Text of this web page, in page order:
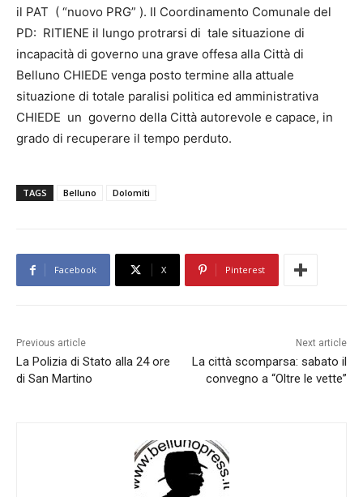
il PAT ( “nuovo PRG” ). Il Coordinamento Comunale del
PD: RITIENE il lungo protrarsi di tale situazione di
incapacità di governo una grave offesa alla Città di
Belluno CHIEDE venga posto termine alla attuale
situazione di totale paralisi politica ed amministrativa
CHIEDE un governo della Città autorevole e capace, in
grado di recuperare il tempo perduto.
TAGS Belluno Dolomiti
Facebook X Pinterest
Previous article
La Polizia di Stato alla 24 ore
di San Martino
Next article
La città scomparsa: sabato il
convegno a “Oltre le vette”